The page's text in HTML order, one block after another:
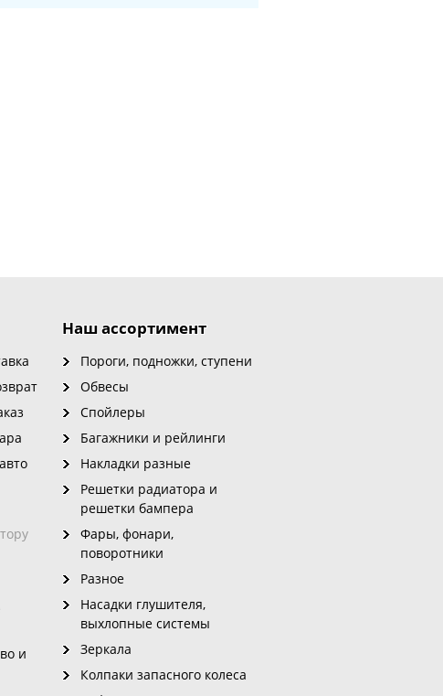
Наш ассортимент
Пороги, подножки, ступени
Обвесы
Спойлеры
Багажники и рейлинги
Накладки разные
Решетки радиатора и
решетки бампера
Фары, фонари,
поворотники
Разное
Насадки глушителя,
выхлопные системы
Зеркала
Колпаки запасного колеса
и